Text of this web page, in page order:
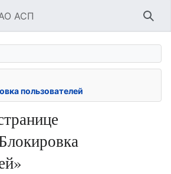
АСП
пользователей